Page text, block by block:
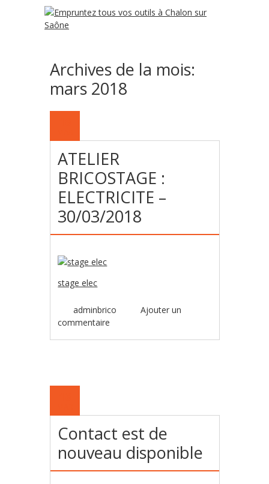
Archives de la mois:
mars 2018
ATELIER
BRICOSTAGE :
ELECTRICITE –
30/03/2018
stage elec
adminbrico
Ajouter un
commentaire
Contact est de
nouveau disponible